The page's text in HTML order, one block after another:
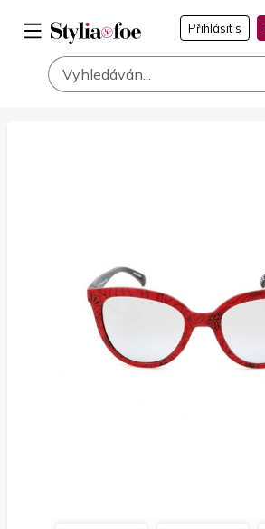
Přihlásit s